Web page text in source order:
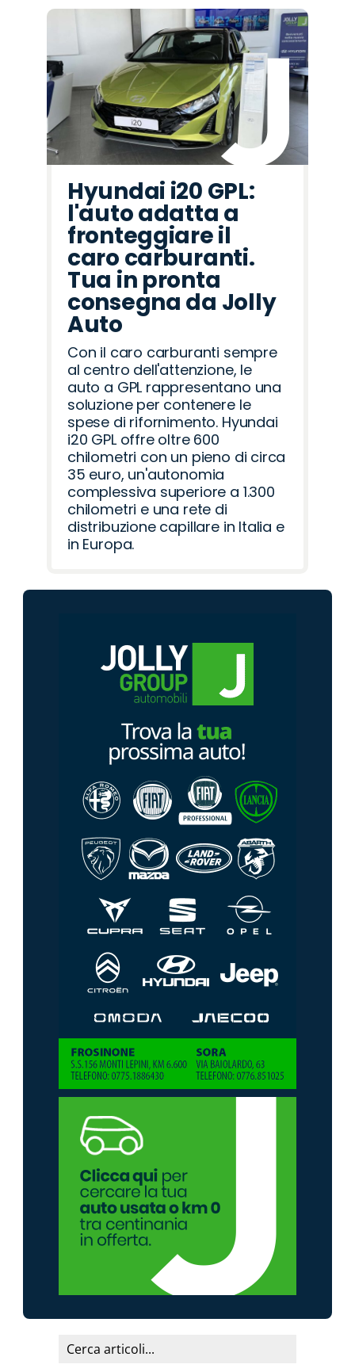
Hyundai i20 GPL:
l'auto adatta a
fronteggiare il
caro carburanti.
Tua in pronta
consegna da Jolly
Auto
Con il caro carburanti sempre
al centro dell'attenzione, le
auto a GPL rappresentano una
soluzione per contenere le
spese di rifornimento. Hyundai
i20 GPL offre oltre 600
chilometri con un pieno di circa
35 euro, un'autonomia
complessiva superiore a 1.300
chilometri e una rete di
distribuzione capillare in Italia e
in Europa.